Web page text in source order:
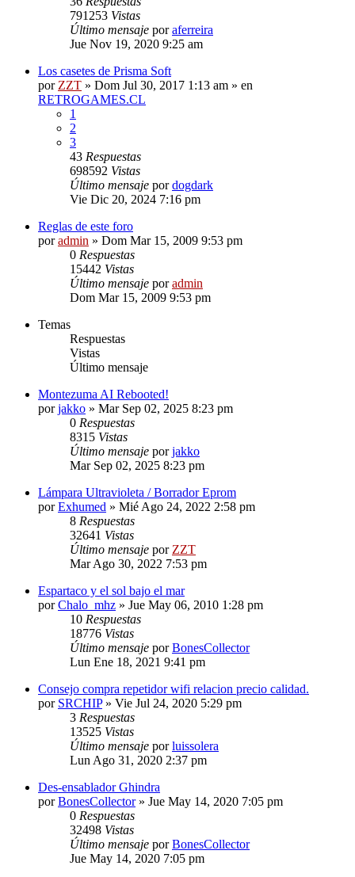
791253 Vistas
Último mensaje poraferreira
Jue Nov 19, 2020 9:25 am
Los casetes de Prisma Soft
por ZZT » Dom Jul 30, 2017 1:13 am » en
RETROGAMES.CL
1
2
3
43 Respuestas
698592 Vistas
Último mensaje pordogdark
Vie Dic 20, 2024 7:16 pm
Reglas de este foro
poradmin » Dom Mar 15, 2009 9:53 pm
0 Respuestas
15442 Vistas
Último mensaje poradmin
Dom Mar 15, 2009 9:53 pm
Temas
Respuestas
Vistas
Último mensaje
Montezuma AI Rebooted!
porjakko » Mar Sep 02, 2025 8:23 pm
0 Respuestas
8315 Vistas
Último mensaje porjakko
Mar Sep 02, 2025 8:23 pm
Lámpara Ultravioleta / Borrador Eprom
porExhumed » Mié Ago 24, 2022 2:58 pm
8 Respuestas
32641 Vistas
Último mensaje por ZZT
Mar Ago 30, 2022 7:53 pm
Espartaco y el sol bajo el mar
porChalo_mhz » Jue May 06, 2010 1:28 pm
10 Respuestas
18776 Vistas
Último mensaje porBonesCollector
Lun Ene 18, 2021 9:41 pm
Consejo compra repetidor wifi relacion precio calidad.
por SRCHIP» Vie Jul 24, 2020 5:29 pm
3 Respuestas
13525 Vistas
Último mensaje porluissolera
Lun Ago 31, 2020 2:37 pm
Des-ensablador Ghindra
porBonesCollector» Jue May 14, 2020 7:05 pm
0 Respuestas
32498 Vistas
Último mensaje porBonesCollector
Jue May 14, 2020 7:05 pm